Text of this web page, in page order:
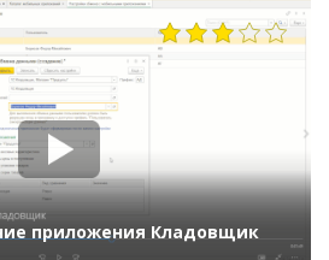
приложения Кладовщик